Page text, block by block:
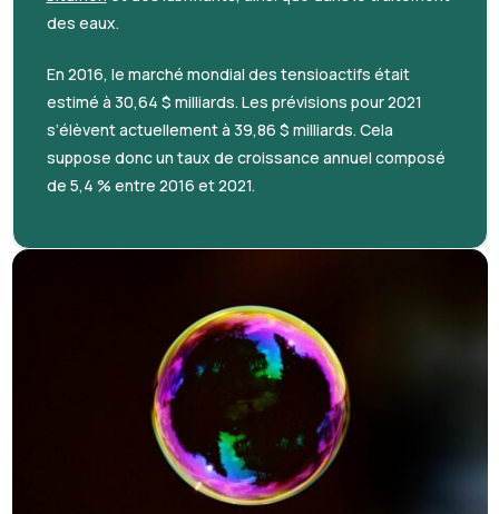
des eaux.
En 2016, le marché mondial des tensioactifs était
estimé à 30,64 $ milliards. Les prévisions pour 2021
s’élèvent actuellement à 39,86 $ milliards. Cela
suppose donc un taux de croissance annuel composé
de 5,4 % entre 2016 et 2021.